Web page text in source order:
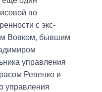
по
с экс-
Вовком, бывшим
управления
Ревенко и
управления